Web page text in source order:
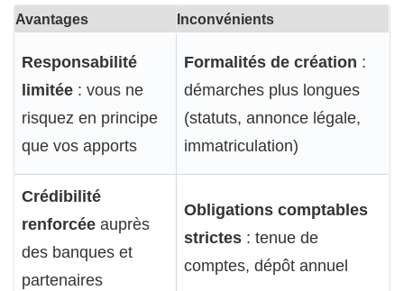
Avantages Inconvénients
Responsabilité
limitée : vous ne
risquez en principe
que vos apports
Formalités de création :
démarches plus longues
(statuts, annonce légale,
immatriculation)
Crédibilité
renforcée auprès
des banques et
partenaires
Obligations comptables
strictes : tenue de
comptes, dépôt annuel